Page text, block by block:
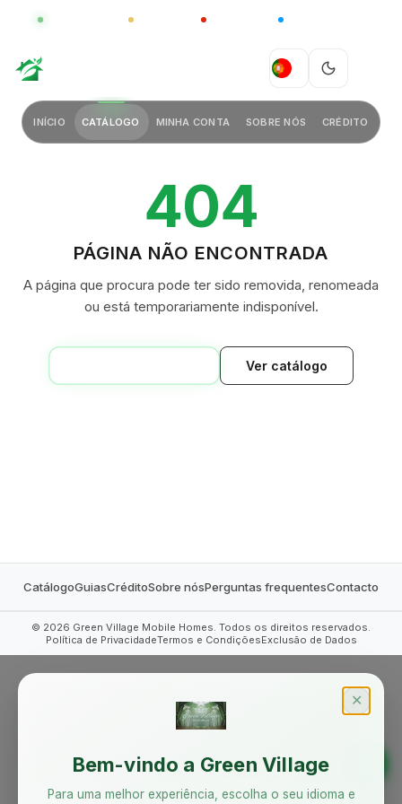
CHINA
PT
INÍCIO CATÁLOGO MINHA CONTA SOBRE NÓS CRÉDITO
404
PÁGINA NÃO ENCONTRADA
A página que procura pode ter sido removida, renomeada
ou está temporariamente indisponível.
Ver catálogo
CatálogoGuiasCréditoSobre nósPerguntas frequentesContacto
© 2026 Green Village Mobile Homes. Todos os direitos reservados.
Política de PrivacidadeTermos e CondiçõesExclusão de Dados
✕
Bem-vindo a Green Village
Para uma melhor experiência, escolha o seu idioma e